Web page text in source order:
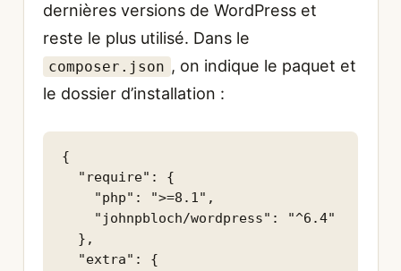
dernières versions de WordPress et
reste le plus utilisé. Dans le
composer.json , on indique le paquet et
le dossier d’installation :
{
  "require": {
    "php": ">=8.1",
    "johnpbloch/wordpress": "^6.4"
  },
  "extra": {